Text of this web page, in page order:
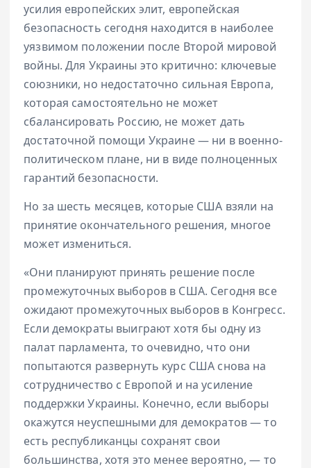
усилия европейских элит, европейская
безопасность сегодня находится в наиболее
уязвимом положении после Второй мировой
войны. Для Украины это критично: ключевые
союзники, но недостаточно сильная Европа,
которая самостоятельно не может
сбалансировать Россию, не может дать
достаточной помощи Украине — ни в военно-
политическом плане, ни в виде полноценных
гарантий безопасности.
Но за шесть месяцев, которые США взяли на
принятие окончательного решения, многое
может измениться.
«Они планируют принять решение после
промежуточных выборов в США. Сегодня все
ожидают промежуточных выборов в Конгресс.
Если демократы выиграют хотя бы одну из
палат парламента, то очевидно, что они
попытаются развернуть курс США снова на
сотрудничество с Европой и на усиление
поддержки Украины. Конечно, если выборы
окажутся неуспешными для демократов — то
есть республиканцы сохранят свои
большинства, хотя это менее вероятно, — то